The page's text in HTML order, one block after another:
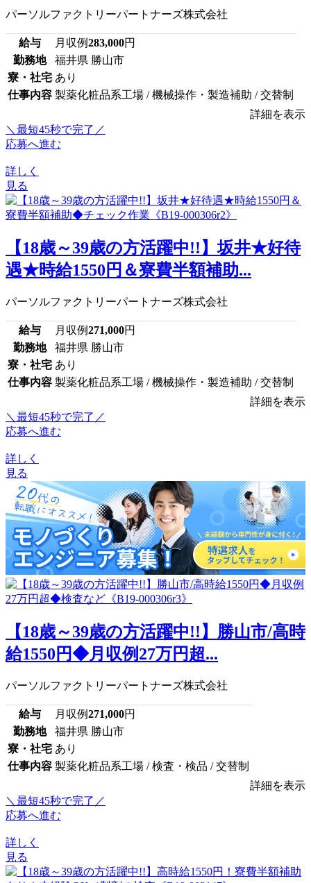
パーソルファクトリーパートナーズ株式会社
給与 月収例283,000円
勤務地
福井県 勝山市
寮・社宅 あり
仕事内容 製薬化粧品系工場 / 機械操作・製造補助 / 交替制
詳細を表示
＼最短45秒で完了／
応募へ進む
詳しく
見る
【18歳～39歳の方活躍中!!】坂井★好待
遇★時給1550円＆寮費半額補助...
パーソルファクトリーパートナーズ株式会社
給与 月収例271,000円
勤務地
福井県 勝山市
寮・社宅 あり
仕事内容 製薬化粧品系工場 / 機械操作・製造補助 / 交替制
詳細を表示
＼最短45秒で完了／
応募へ進む
詳しく
見る
【18歳～39歳の方活躍中!!】勝山市/高時
給1550円◆月収例27万円超...
パーソルファクトリーパートナーズ株式会社
給与 月収例271,000円
勤務地
福井県 勝山市
寮・社宅 あり
仕事内容 製薬化粧品系工場 / 検査・検品 / 交替制
詳細を表示
＼最短45秒で完了／
応募へ進む
詳しく
見る